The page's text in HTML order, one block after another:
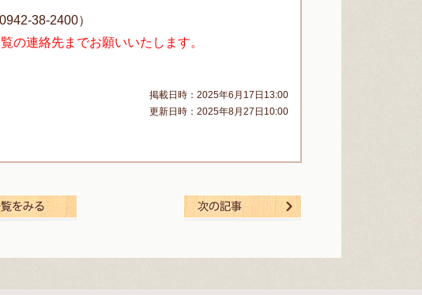
38-2400）
の連絡先までお願いいたします。
掲載日時：2025年6月17日13:00
更新日時：2025年8月27日10:00